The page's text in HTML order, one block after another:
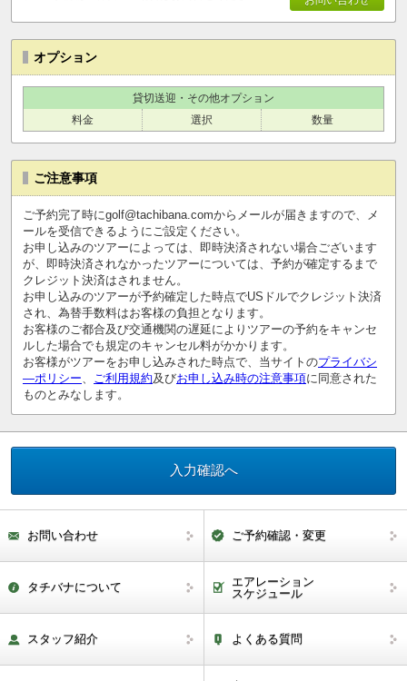
オプション
貸切送迎・その他オプション
料金
選択 数量
ご注意事項
ご予約完了時にgolf@tachibana.comからメールが届きますので、メ
ールを受信できるようにご設定ください。
お申し込みのツアーによっては、即時決済されない場合ございます
が、即時決済されなかったツアーについては、予約が確定するまで
クレジット決済はされません。
お申し込みのツアーが予約確定した時点でUSドルでクレジット決済
され、為替手数料はお客様の負担となります。
お客様のご都合及び交通機関の遅延によりツアーの予約をキャンセ
ルした場合でも規定のキャンセル料がかかります。
お客様がツアーをお申し込みされた時点で、当サイトのプライバシ
―ポリシー
ご利用規約及びお申し込み時の注意事項に同意された
ものとみなします。
お問い合わせ ご予約確認・変更
タチバナについて
エアレーション
スケジュール
スタッフ紹介 よくある質問